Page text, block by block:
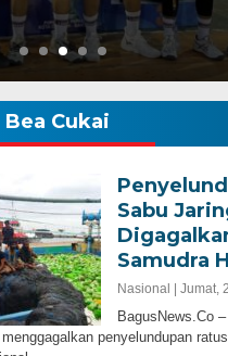
Bea Cukai
Sabu
Samudra
Nasional | Jumat,
BagusNews.Co
penyelundupan